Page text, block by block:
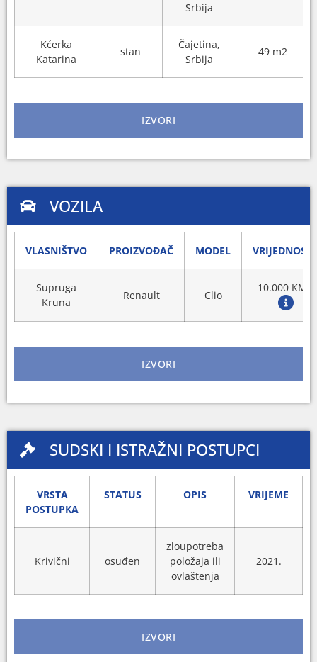
Srbija
Kćerka
Katarina
stan
Čajetina,
Srbija
49 m2
IZVORI
VOZILA
VLASNIŠTVO PROIZVOĐAČ MODEL VRIJEDNOST
Supruga
Kruna
Renault Clio
10.000 KM
IZVORI
SUDSKI I ISTRAŽNI POSTUPCI
VRSTA
POSTUPKA
STATUS OPIS VRIJEME
Krivični osuđen
zloupotreba
položaja ili
ovlaštenja
2021.
IZVORI